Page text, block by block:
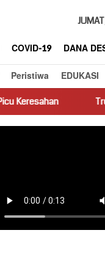
COVID-19
DANA
Peristiwa EDUKASI
Truk Miring Hambat